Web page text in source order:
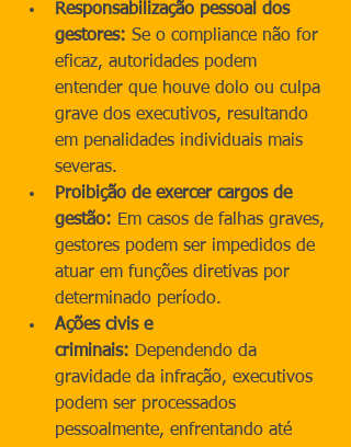
Responsabilização pessoal dos
gestores: Se o compliance não for
eficaz, autoridades podem
entender que houve dolo ou culpa
grave dos executivos, resultando
em penalidades individuais mais
severas.
Proibição de exercer cargos de
gestão: Em casos de falhas graves,
gestores podem ser impedidos de
atuar em funções diretivas por
determinado período.
Ações civis e
criminais: Dependendo da
gravidade da infração, executivos
podem ser processados
pessoalmente, enfrentando até